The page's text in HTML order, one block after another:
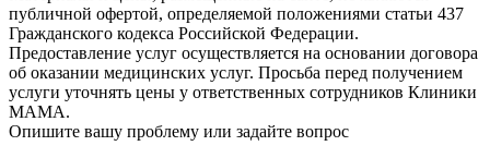
публичной офертой, определяемой положениями статьи 437
Гражданского кодекса Российской Федерации.
Предоставление услуг осуществляется на основании договора
об оказании медицинских услуг. Просьба перед получением
услуги уточнять цены у ответственных сотрудников Клиники
МАМА.
Опишите вашу проблему или задайте вопрос